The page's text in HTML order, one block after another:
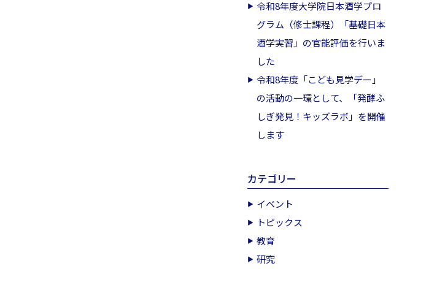
令和8年度大学院日本酒学プロ
グラム（修士課程）「基礎日本
酒学実習」の官能評価を行いま
した
令和8年度「こども見学デー」
の活動の一環として、「発酵ふ
しぎ発見！キッズラボ」を開催
します
カテゴリー
イベント
トピックス
教育
研究